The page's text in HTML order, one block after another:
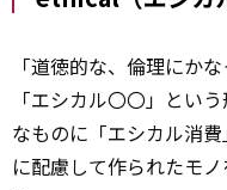
「道徳的な、倫理にか
「エシカル〇〇」とい
なものに「エシカル消
に配慮して作られたモ